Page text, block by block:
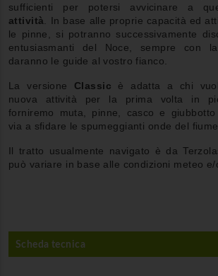
sufficienti per potersi avvicinare a
attività . In base alle proprie capacità ed
le pinne, si potranno successivamente
entusiasmanti del Noce, sempre con
daranno le guide al vostro fianco.
La versione Classic è adatta a chi
nuova attività per la prima volta in
forniremo muta, pinne, casco e
via a sfidare le spumeggianti onde del fiume
Il tratto usualmente navigato è da
può variare in base alle condizioni meteo e/
Scheda tecnica